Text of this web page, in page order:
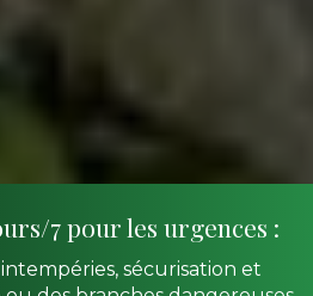
7 pour les urgences :
sécurisation et